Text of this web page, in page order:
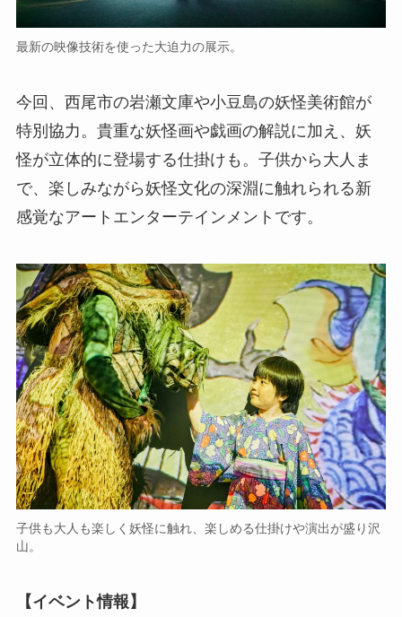
最新の映像技術を使った大迫力の展示。
今回、西尾市の岩瀬文庫や小豆島の妖怪美術館が
特別協力。貴重な妖怪画や戯画の解説に加え、妖
怪が立体的に登場する仕掛けも。子供から大人ま
で、楽しみながら妖怪文化の深淵に触れられる新
感覚なアートエンターテインメントです。
子供も大人も楽しく妖怪に触れ、楽しめる仕掛けや演出が盛り沢
山。
【イベント情報】